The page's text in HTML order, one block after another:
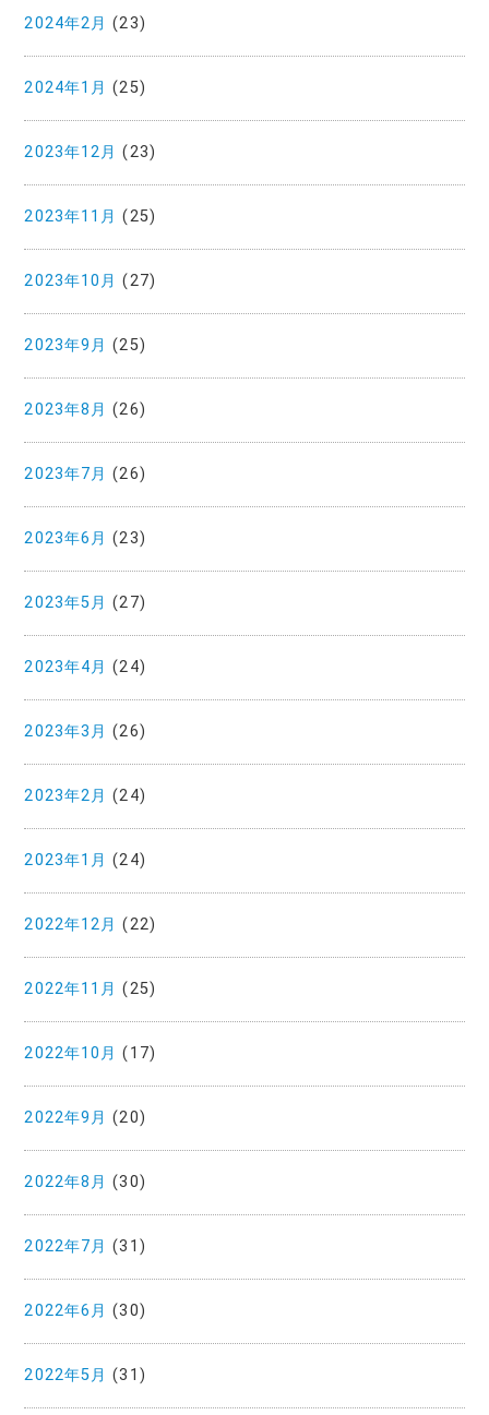
2024年2月 (23)
2024年1月 (25)
2023年12月 (23)
2023年11月 (25)
2023年10月 (27)
2023年9月 (25)
2023年8月 (26)
2023年7月 (26)
2023年6月 (23)
2023年5月 (27)
2023年4月 (24)
2023年3月 (26)
2023年2月 (24)
2023年1月 (24)
2022年12月 (22)
2022年11月 (25)
2022年10月 (17)
2022年9月 (20)
2022年8月 (30)
2022年7月 (31)
2022年6月 (30)
2022年5月 (31)